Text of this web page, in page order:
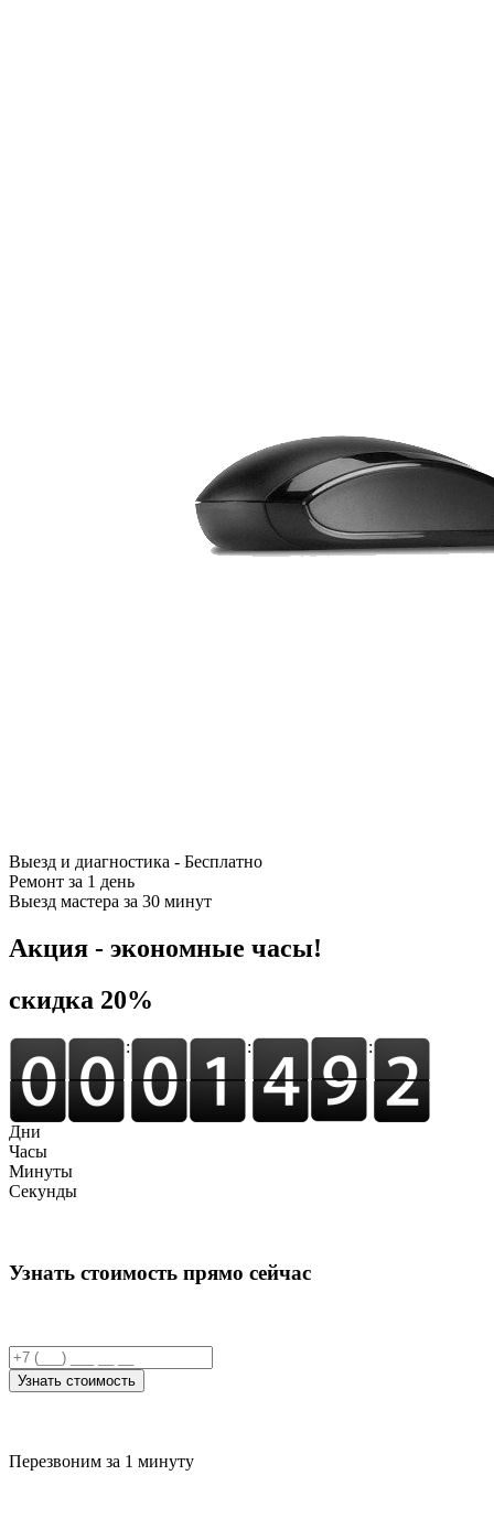
Выезд и диагностика - Бесплатно
Ремонт за 1 день
Выезд мастера за 30 минут
Акция - экономные часы!
cкидка 20%
: : :
Дни
Часы
Минуты
Секунды
Узнать стоимость прямо сейчас
Узнать стоимость
Перезвоним за 1 минуту